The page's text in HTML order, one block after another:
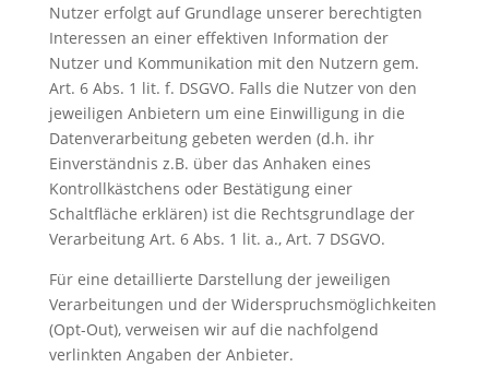
Nutzer erfolgt auf Grundlage unserer berechtigten
Interessen an einer effektiven Information der
Nutzer und Kommunikation mit den Nutzern gem.
Art. 6 Abs. 1 lit. f. DSGVO. Falls die Nutzer von den
jeweiligen Anbietern um eine Einwilligung in die
Datenverarbeitung gebeten werden (d.h. ihr
Einverständnis z.B. über das Anhaken eines
Kontrollkästchens oder Bestätigung einer
Schaltfläche erklären) ist die Rechtsgrundlage der
Verarbeitung Art. 6 Abs. 1 lit. a., Art. 7 DSGVO.
Für eine detaillierte Darstellung der jeweiligen
Verarbeitungen und der Widerspruchsmöglichkeiten
(Opt-Out), verweisen wir auf die nachfolgend
verlinkten Angaben der Anbieter.